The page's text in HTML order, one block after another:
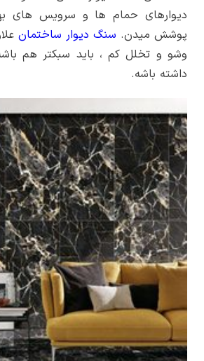
دیوارهای حمام­ ها و سرویس ­های
پوشش میدن. سنگ دیوار ساختمان
وشو و تخلل کم ، باید سبک­تر هم
داشته باشه.